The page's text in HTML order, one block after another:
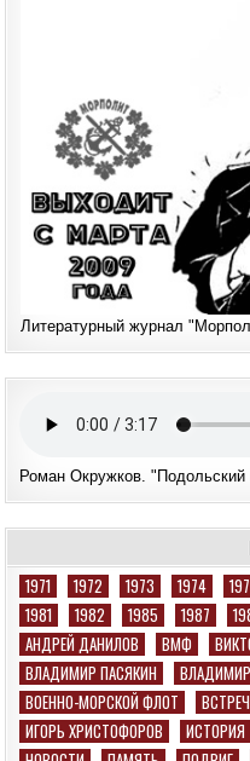
Литературный журнал
Роман Окружков. "Подольский
1971 1972 1973 1974
1981
1982 1985 1987
АНДРЕЙ ДАНИЛОВ
ВМФ
ВЛАДИМИР ПАСЯКИН
ВОЕННО-МОРСКОЙ ФЛОТ
ИГОРЬ ХРИСТОФОРОВ
ИСТОРИЯ